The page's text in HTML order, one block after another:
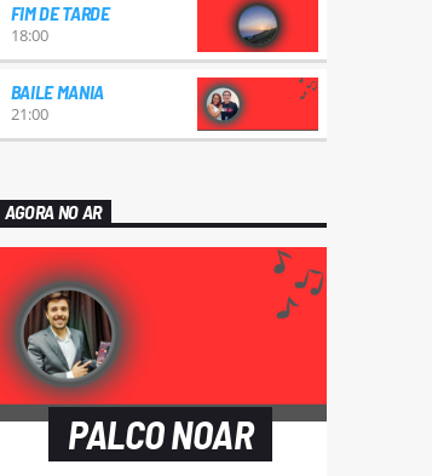
FIM DE TARDE
18:00
BAILE MANIA
21:00
AGORA NO AR
PALCO NOAR